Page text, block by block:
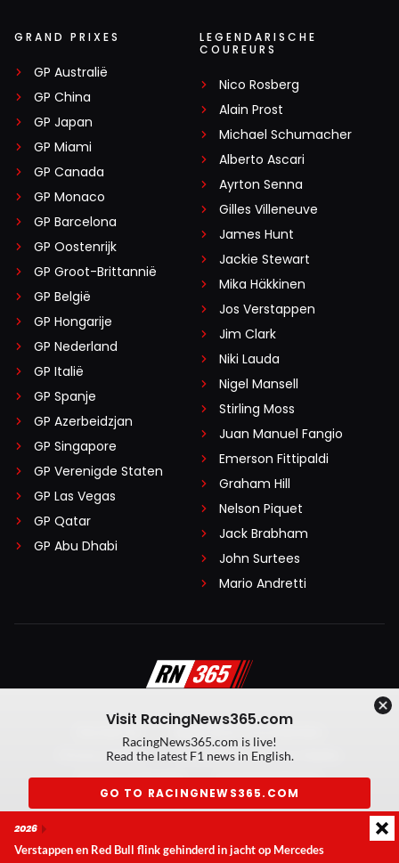
GRAND PRIXES
GP Australië
GP China
GP Japan
GP Miami
GP Canada
GP Monaco
GP Barcelona
GP Oostenrijk
GP Groot-Brittannië
GP België
GP Hongarije
GP Nederland
GP Italië
GP Spanje
GP Azerbeidzjan
GP Singapore
GP Verenigde Staten
GP Las Vegas
GP Qatar
GP Abu Dhabi
LEGENDARISCHE
COUREURS
Nico Rosberg
Alain Prost
Michael Schumacher
Alberto Ascari
Ayrton Senna
Gilles Villeneuve
James Hunt
Jackie Stewart
Mika Häkkinen
Jos Verstappen
Jim Clark
Niki Lauda
Nigel Mansell
Stirling Moss
Juan Manuel Fangio
Emerson Fittipaldi
Graham Hill
Nelson Piquet
Jack Brabham
John Surtees
Mario Andretti
Algemene voorwaarden
Privacy Policy
Created by On Your Marks
Privacy manager
Kansspeluitingen
Visit RacingNews365.com
RacingNews365.com is live!
Read the latest F1 news in English.
GO TO RACINGNEWS365.COM
2026
Verstappen en Red Bull flink gehinderd in jacht op Mercedes